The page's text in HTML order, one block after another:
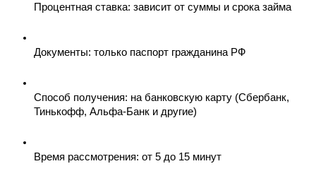
Процентная ставка: зависит от суммы и срока займа
Документы: только паспорт гражданина РФ
Способ получения: на банковскую карту (Сбербанк,
Тинькофф, Альфа-Банк и другие)
Время рассмотрения: от 5 до 15 минут